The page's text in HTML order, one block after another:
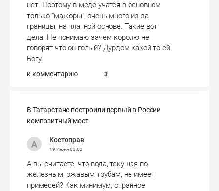
нет. Поэтому в меде учатся в основном
только "мажоры", очень много из-за
границы, на платной основе. Такие вот
дела. Не понимаю зачем королю не
говорят что он голый? Дурдом какой то ей
Богу.
к комментарию 3
В Татарстане построили первый в России
композитный мост
Костоправ
19 Июня03:03
А вы считаете, что вода, текущая по
железным, ржавым трубам, не имеет
примесей? Как минимум, странное